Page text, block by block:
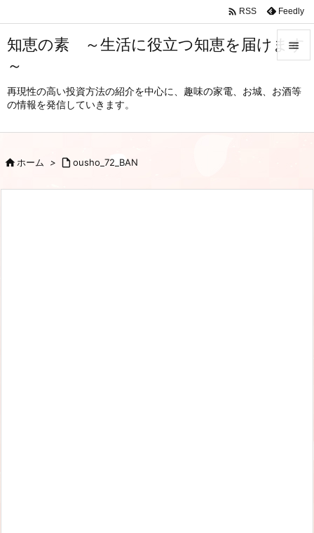
知恵の素 ～生活に役立つ知恵を届けます
～
再現性の高い投資方法の紹介を中心に、趣味の家電、お城、お酒等
の情報を発信していきます。

メニュ
 RSS Feedly
ホーム >  ousho_72_BAN